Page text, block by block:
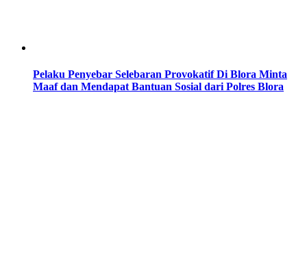
Pelaku Penyebar Selebaran Provokatif Di Blora Minta
Maaf dan Mendapat Bantuan Sosial dari Polres Blora